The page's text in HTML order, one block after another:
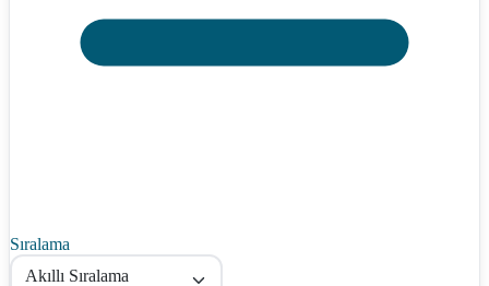
Sıralama
Akıllı Sıralama